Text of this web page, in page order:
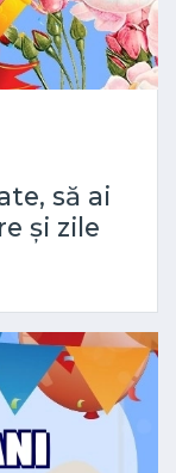
să ai
și zile